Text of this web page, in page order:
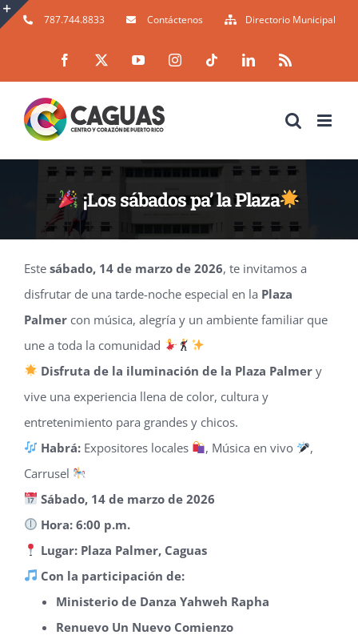
Skip
787.744.8833 Contáctenos Directorio Municipal
Facebook YouTubeInstagramTiktok LinkedIn
¡Los sábados pa’ la Plaza
Este sábado, 14 de marzo de 2026, te invitamos a
disfrutar de una tarde-noche especial en la Plaza
Palmercon música, alegría y un ambiente familiar que
une a toda la comunidad
Disfruta de la iluminación de la Plaza Palmer y
vive una experiencia llena de color, cultura y
entretenimiento para grandes y chicos.
Habrá: Expositores locales , Música en vivo
,
Carrusel
Sábado, 14 de marzo de 2026
Hora: 6:00 p.m.
Lugar: Plaza Palmer, Caguas
Con la participación de:
Ministerio de Danza Yahweh Rapha
Renuevo Un Nuevo Comienzo